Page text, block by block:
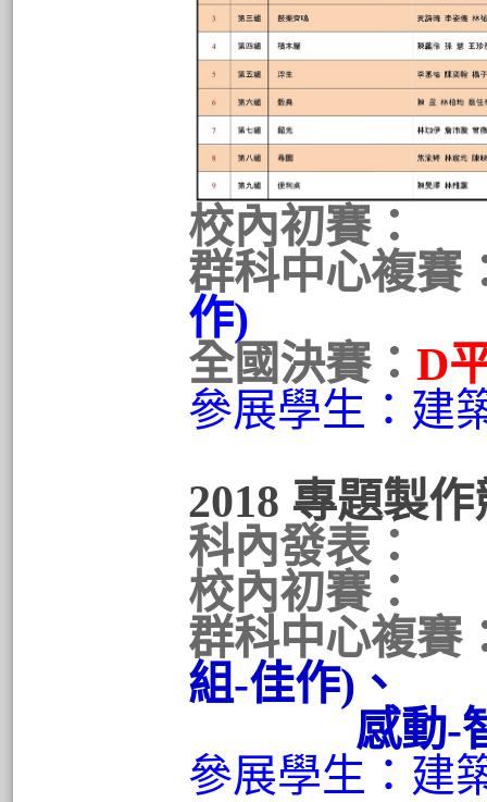
校內初賽：
群科中心複賽
作)
全國決賽： D
參展學生：建
2018 專題製
科內發表：
校內初賽：
群科中心複賽
組-佳作)、
感動-智能
參展學生：建